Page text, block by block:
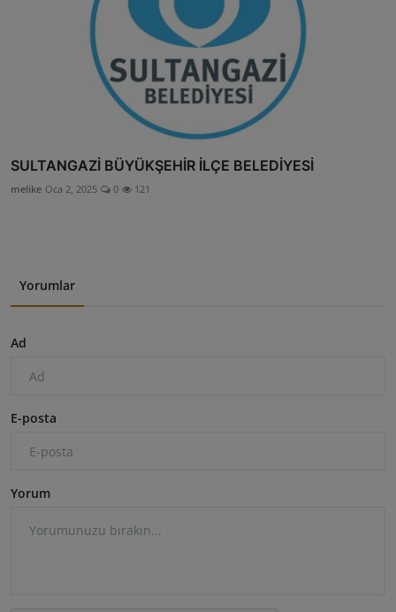
SULTANGAZİ BÜYÜKŞEHİR İLÇE BELEDİYESİ
melike Oca 2, 2025 0 121
Yorumlar
Ad
E-posta
Yorum